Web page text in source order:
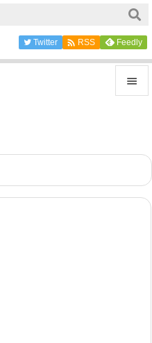

サイド

前へ
Twitter  RSS Feedly